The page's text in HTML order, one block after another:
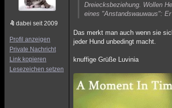
dabei seit 2009
Profil anzeigen
Private Nachricht
Link kopieren
Lesezeichen setzen
Dreiecksbeziehung. Wollen
eines "Anstandswauwaus":
Das merkt man auch wenn sie
jeder Hund unbedingt macht.
knuffige Grüße Luvinia